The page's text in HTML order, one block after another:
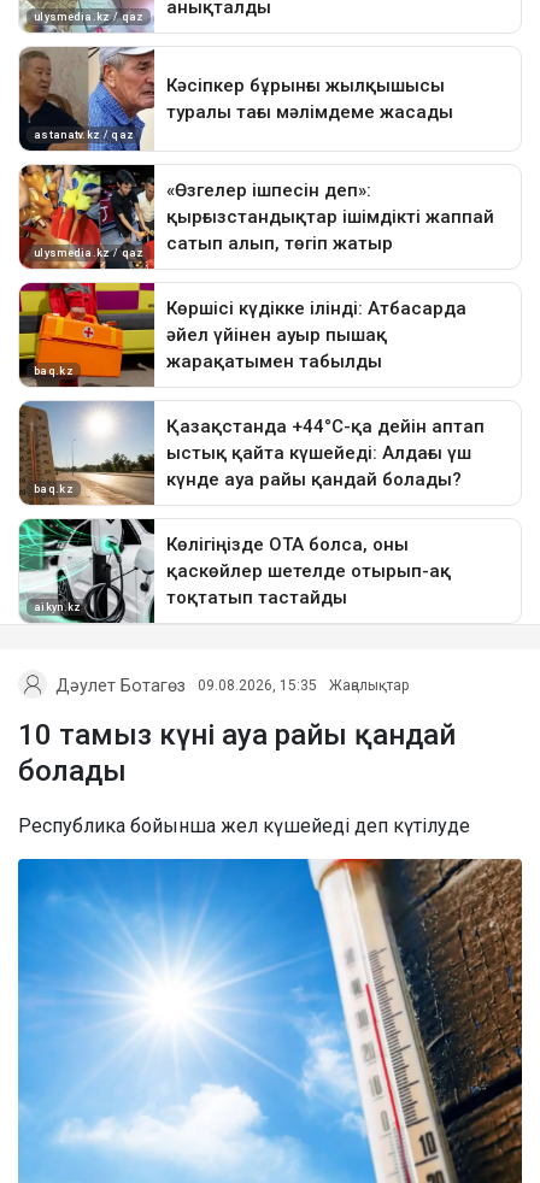
Дәулет Ботагөз 09.08.2026, 15:35 Жаңалықтар
10 тамыз күні ауа райы қандай
болады
Республика бойынша жел күшейеді деп күтілуде